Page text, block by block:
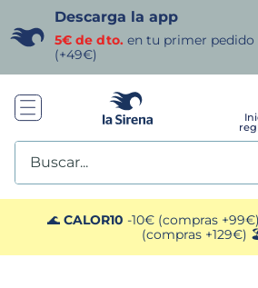
Descarga la app
5€ de dto. en tu primer pedido
(+49€)
Buscar...
🌊 CALOR10 -10€ (compras +99€)
(compras +129€)
TÉRMINOS MÁS BUSCADOS
1. helados sirena